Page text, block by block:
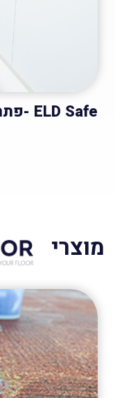
ELD Safe -פתרונות הגנה לתעשיה
מוצרי